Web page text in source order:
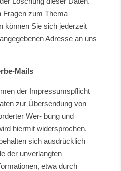
Fragen zum Thema
können Sie sich jederzeit
Adresse an uns
Mails
der Impressumspflicht
zur Übersendung von
Wer- bung und
hiermit widersprochen.
sich ausdrücklich
der unverlangten
etwa durch